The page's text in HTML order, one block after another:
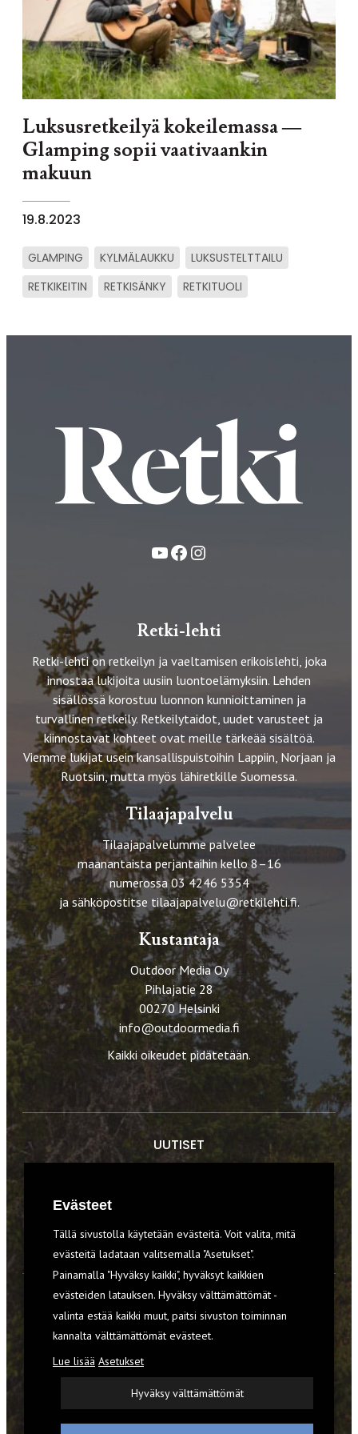
Luksusretkeilyä kokeilemassa —
Glamping sopii vaativaankin
makuun
19.8.2023
GLAMPING KYLMÄLAUKKU
LUKSUSTELTTAILU
RETKIKEITIN
RETKISÄNKY RETKITUOLI
YouTube
FacebookInstagram
Retki-lehti
Retki-lehti on retkeilyn ja vaeltamisen erikoislehti, joka
innostaa lukijoita uusiin luontoelämyksiin. Lehden
sisällössä korostuu luonnon kunnioittaminen ja
turvallinen retkeily. Retkeilytaidot, uudet varusteet ja
kiinnostavat kohteet ovat meille tärkeää sisältöä.
Viemme lukijat usein kansallispuistoihin Lappiin, Norjaan ja
Ruotsiin, mutta myös lähiretkille Suomessa.
Tilaajapalvelu
Tilaajapalvelumme palvelee
maanantaista perjantaihin kello 8–16
numerossa 03 4246 5354
ja sähköpostitse tilaajapalvelu@retkilehti.fi.
Kustantaja
Outdoor Media Oy
Pihlajatie 28
00270 Helsinki
info@outdoormedia.fi
Kaikki oikeudet pidätetään.
UUTISET
VARUSTEET
TILAA RETKI-LEHTI
YHTEYSTIEDOT
REKISTERISELOSTE
EVÄSTEET
Evästeet
Tällä sivustolla käytetään evästeitä. Voit valita, mitä
evästeitä ladataan valitsemalla "Asetukset".
Painamalla "Hyväksy kaikki", hyväksyt kaikkien
evästeiden latauksen. Hyväksy välttämättömät -
valinta estää kaikki muut, paitsi sivuston toiminnan
kannalta välttämättömät evästeet.
Lue lisää Asetukset
Hyväksy välttämättömät